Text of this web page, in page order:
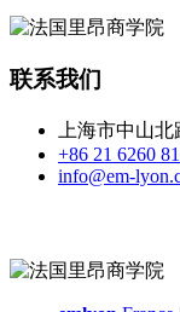
联系我们
上海市中山
+86 21 6260
info@em-